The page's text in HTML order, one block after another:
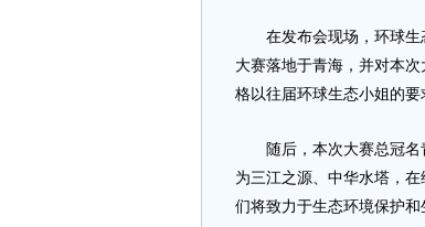
在发布会现场，环球生
大赛落地于青海，并对本
格以往届环球生态小姐的要
随后，本次大赛总冠名
为三江之源、中华水塔，
们将致力于生态环境保护